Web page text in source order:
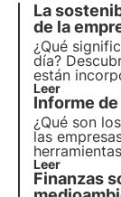
La
de la
¿Qué
día?
están
estrategia y
objetivos de
Píldoras del
Leer
Informe
¿Qué son
las
y el GHG
del Oasis, la
Leer
Finanzas